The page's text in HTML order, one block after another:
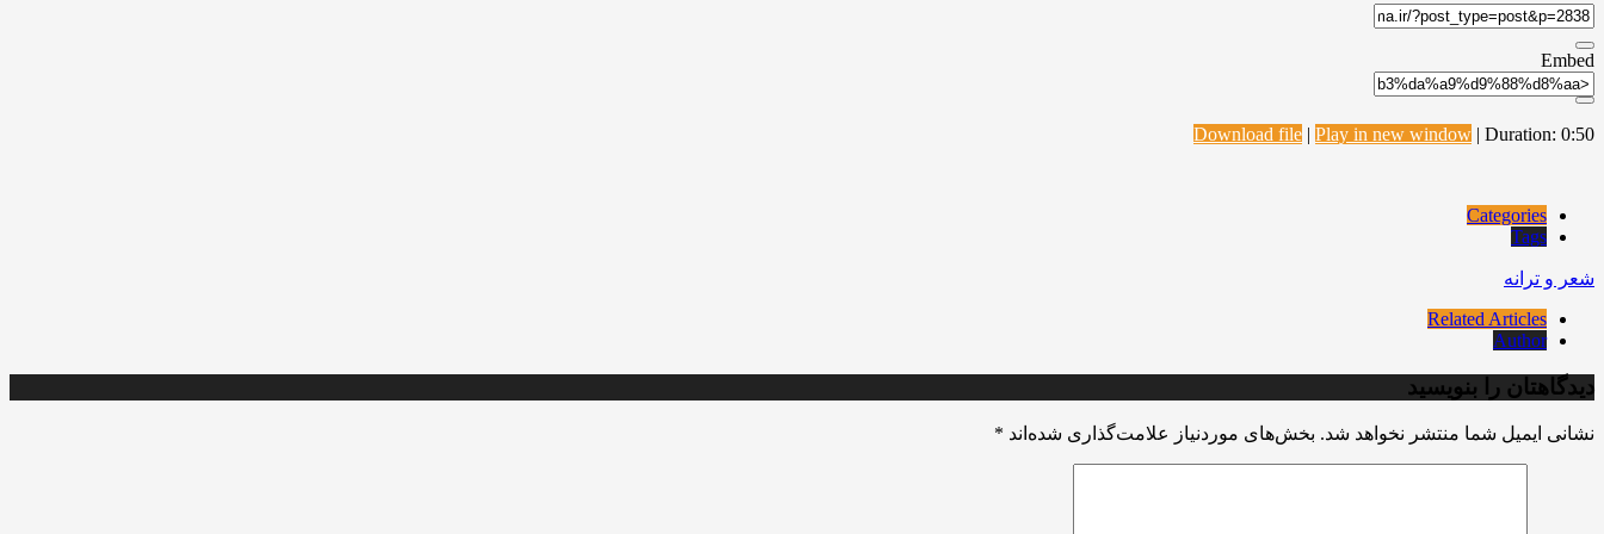
Embed
Download file | Play in new window | Duration: 0:50
Categories
Tags
شعر و ترانه
Related Articles
Author
دیدگاهتان را بنویسید
نشانی ایمیل شما منتشر نخواهد شد. بخش‌های موردنیاز علامت‌گذاری شده‌اند *